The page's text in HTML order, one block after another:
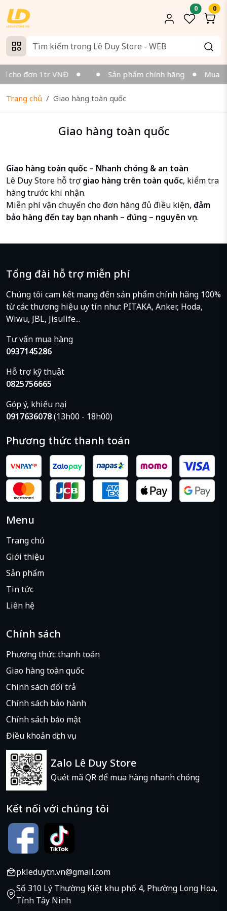
0 0
cho đơn 1tr VNĐ Sản phẩm chính hãng Mua
Trang chủ Giao hàng toàn quốc
Giao hàng toàn quốc
Giao hàng toàn quốc – Nhanh chóng & an toàn
Lê Duy Store hỗ trợgiao hàng trên toàn quốc, kiểm tra
hàng trước khi nhận.
Miễn phí vận chuyển cho đơn hàng đủ điều kiện, đảm
bảo hàng đến tay bạn nhanh – đúng – nguyên vẹn.
Tổng đài hỗ trợ miễn phí
Chúng tôi cam kết mang đến sản phẩm chính hãng 100%
từ các thương hiệu uy tín như: PITAKA, Anker, Hoda,
Wiwu, JBL, Jisulife...
Tư vấn mua hàng
0937145286
Hỗ trợ kỹ thuật
0825756665
Góp ý, khiếu nại
0917636078(13h00 - 18h00)
Phương thức thanh toán
Menu
Trang chủ
Giới thiệu
Sản phẩm
Tin tức
Liên hệ
Chính sách
Phương thức thanh toán
Giao hàng toàn quốc
Chính sách đổi trả
Chính sách bảo hành
Chính sách bảo mật
Điều khoản dịch vụ
Zalo Lê Duy Store
Quét mã QR để mua hàng nhanh chóng
Kết nối với chúng tôi
pkleduytn.vn@gmail.com
Số 310 Lý Thường Kiệt khu phố 4, Phường Long Hoa,
Tỉnh Tây Ninh